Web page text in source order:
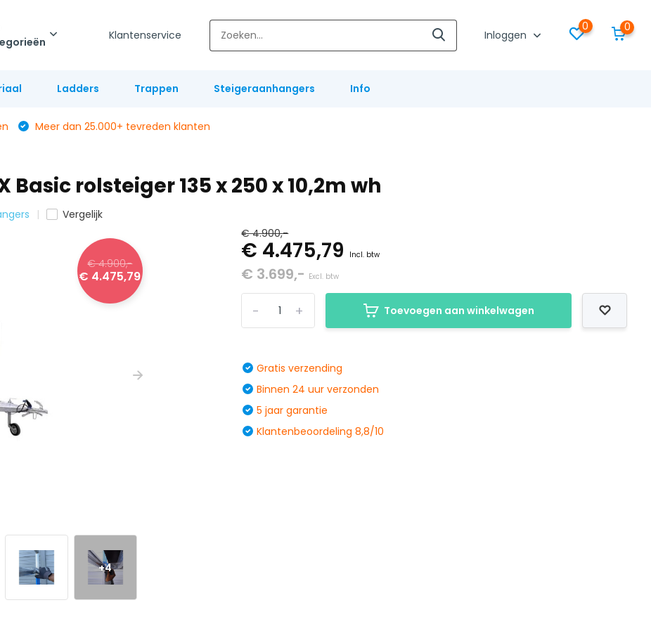
Klantenservice Inloggen
0 0
Ladders Trappen Steigeraanhangers Info
Meer dan 25.000+ tevreden klanten
rolsteiger 135 x 250 x 10,2m wh
Vergelijk
€ 4.900,-
€ 4.475,79
+4
€ 4.900,-
€ 4.475,79 Incl. btw
€ 3.699,- Excl. btw
+
- Toevoegen aan winkelwagen
Gratis verzending
Binnen 24 uur verzonden
5 jaar garantie
Klantenbeoordeling 8,8/10